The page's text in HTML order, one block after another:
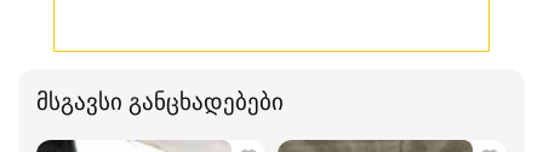
მსგავსი განცხადებები